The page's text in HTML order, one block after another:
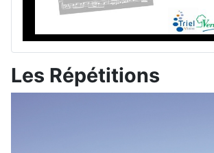
Les Répétitions